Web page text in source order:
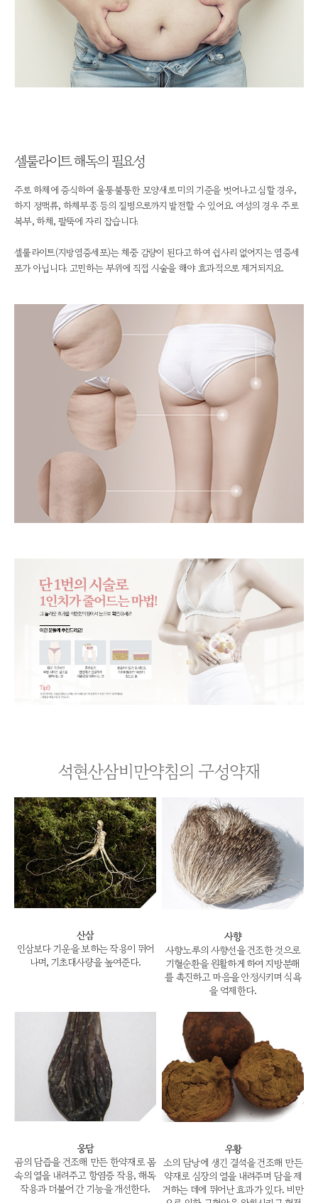
셀룰라이트 해독의 필요성
주로 하체에 증식하여 울퉁불퉁한 모양새로 미의 기준을 벗어나고 심할 경우,
하지 정맥류, 하체부종 등의 질병으로까지 발전할 수 있어요. 여성의 경우 주로
복부, 하체, 팔뚝에 자리 잡습니다.
셀룰라이트(지방염증세포)는 체중 감량이 된다고 하여 쉽사리 없어지는 염증세
포가 아닙니다. 고민하는 부위에 직접 시술을 해야 효과적으로 제거되지요.
석현산삼비만약침의 구성약재
산삼
인삼보다 기운을 보하는 작용이 뛰어
나며, 기초대사량을 높여준다.
사향
사향노루의 사향선을 건조한 것으로
기혈순환을 원활하게 하여 지방분해
를 촉진하고 마음을 안정시키며 식욕
을 억제한다.
웅담
곰의 담즙을 건조해 만든 한약재로 몸
속의 열을 내려주고 항염증 작용, 해독
작용과 더불어 간 기능을 개선한다.
우황
소의 담낭에 생긴 결석을 건조해 만든
약재로 심장의 열을 내려주며 담을 제
거하는 데에 뛰어난 효과가 있다. 비만